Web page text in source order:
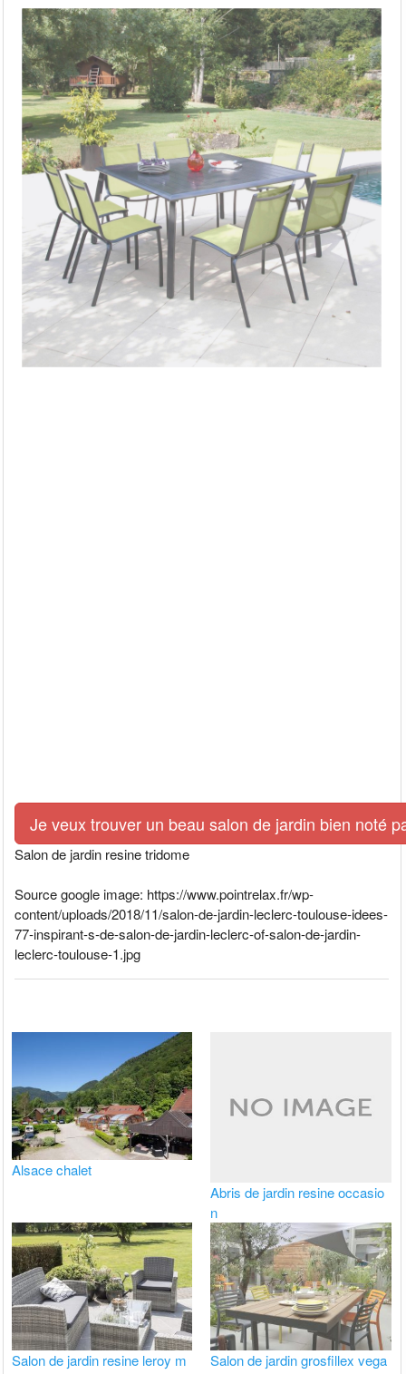
Je veux trouver un beau salon de jardin bien noté
Salon de jardin resine tridome
Source google image: https://www.pointrelax.fr/wp-
content/uploads/2018/11/salon-de-jardin-leclerc-toulouse-idees-
77-inspirant-s-de-salon-de-jardin-leclerc-of-salon-de-jardin-
leclerc-toulouse-1.jpg
Alsace chalet
Abris de jardin resine occasio
n
Salon de jardin resine leroy m
Salon de jardin grosfillex vega